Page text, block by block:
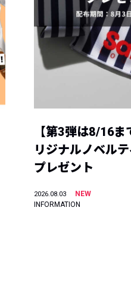
【第3弾は8/16
リジナルノベル
プレゼント
2026.08.03
NEW
INFORMATION